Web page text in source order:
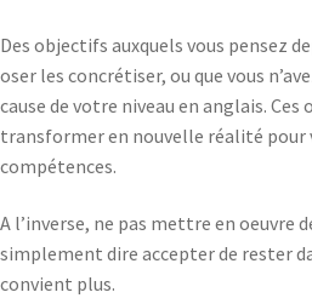
Des objectifs auxquels vous pensez
oser les concrétiser, ou que vous
cause de votre niveau en anglais.
transformer en nouvelle réalité pour
compétences.
A l’inverse, ne pas mettre en oeuvre
simplement dire accepter de rester
convient plus.